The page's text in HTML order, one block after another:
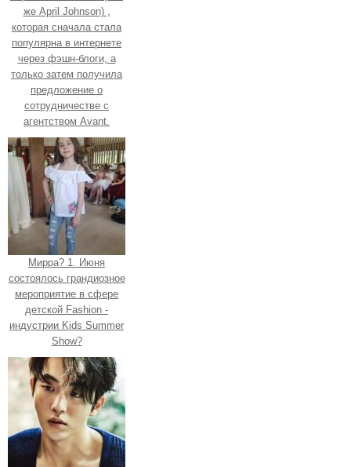
же April Johnson) ,
которая сначала стала
популярна в интернете
через фэшн-блоги, а
только затем получила
предложение о
сотрудничестве с
агентством Avant.
Мирра? 1. Июня
состоялось грандиозное
мероприятие в сфере
детской Fashion -
индустрии Kids Summer
Show?